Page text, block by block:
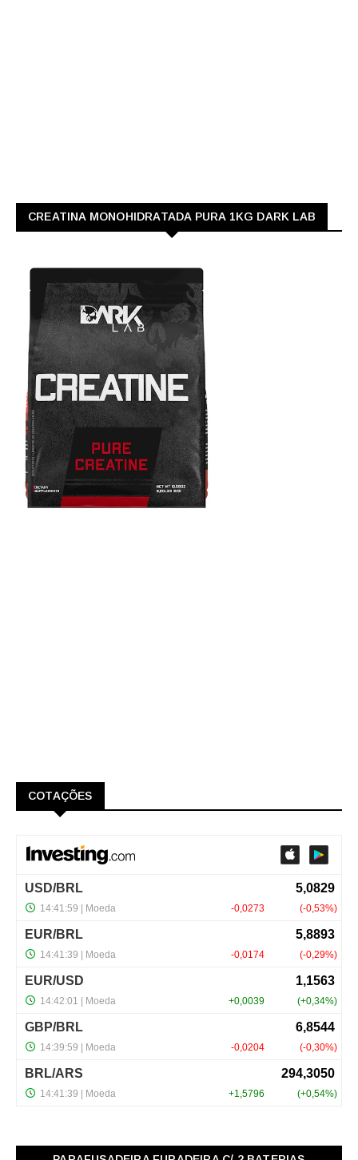
CREATINA MONOHIDRATADA PURA 1KG DARK LAB
COTAÇÕES